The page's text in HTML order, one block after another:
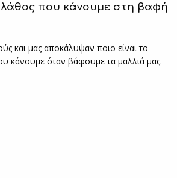
λάθος που κάνουμε στη βαφή
και μας αποκάλυψαν ποιο είναι το
κάνουμε όταν βάφουμε τα μαλλιά μας.